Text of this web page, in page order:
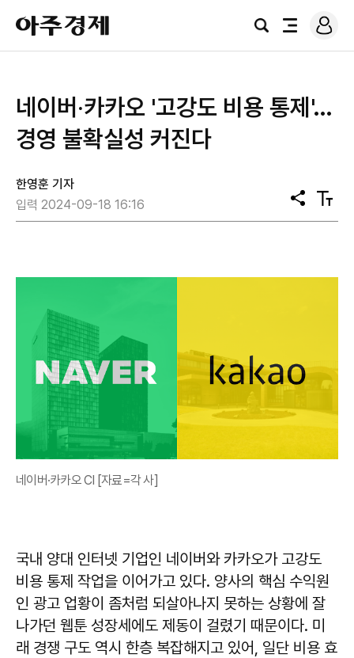
아
주
경
검
전
로
그
네이버‧카카오 '고강도 비용 통제'…
경영 불확실성 커진다
한영훈 기자
입력 2024-09-18 16:16
공
유
텍
스
네이버·카카오 CI [자료=각 사]
국내 양대 인터넷 기업인 네이버와 카카오가 고강도
비용 통제 작업을 이어가고 있다. 양사의 핵심 수익원
인 광고 업황이 좀처럼 되살아나지 못하는 상황에 잘
나가던 웹툰 성장세에도 제동이 걸렸기 때문이다. 미
래 경쟁 구도 역시 한층 복잡해지고 있어, 일단 비용 효